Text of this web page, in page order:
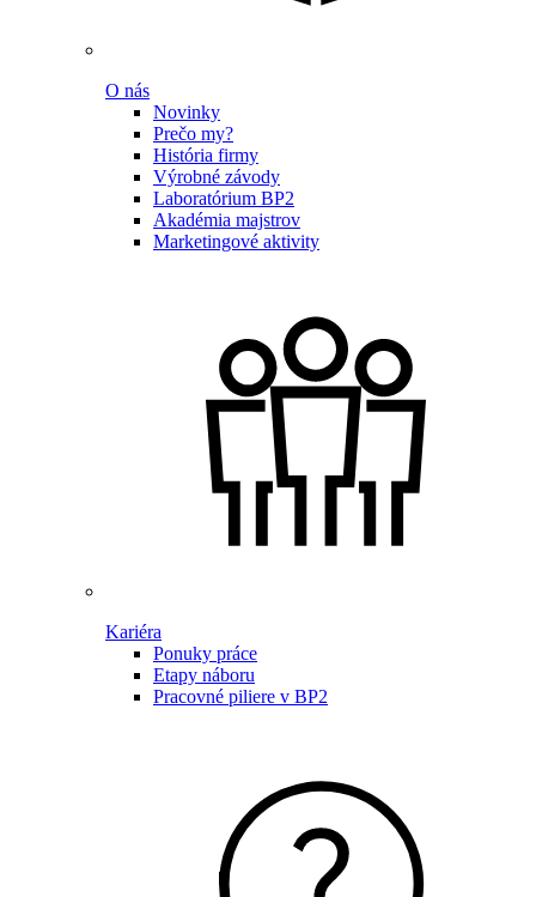
O nás
Novinky
Prečo my?
História firmy
Výrobné závody
Laboratórium BP2
Akadémia majstrov
Marketingové aktivity
Kariéra
Ponuky práce
Etapy náboru
Pracovné piliere v BP2